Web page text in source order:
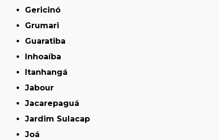
Gericinó
Grumari
Guaratiba
Inhoaíba
Itanhangá
Jabour
Jacarepaguá
Jardim Sulacap
Joá